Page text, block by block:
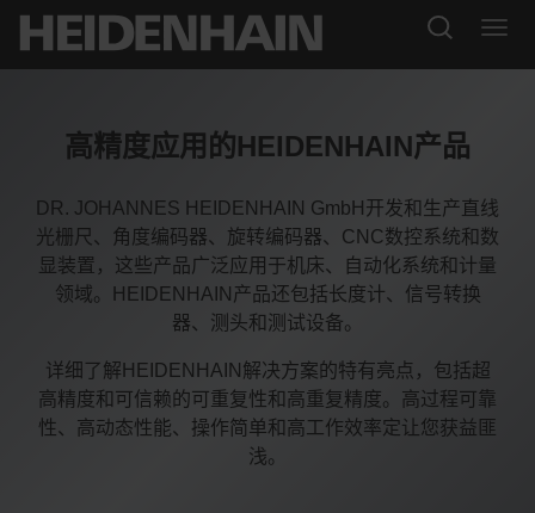
高精度应用的HEIDENHAIN产品
DR. JOHANNES HEIDENHAIN GmbH开发和生产直线
光栅尺、角度编码器、旋转编码器、CNC数控系统和数
显装置，这些产品广泛应用于机床、自动化系统和计量
领域。HEIDENHAIN产品还包括长度计、信号转换
器、测头和测试设备。
详细了解HEIDENHAIN解决方案的特有亮点，包括超
高精度和可信赖的可重复性和高重复精度。高过程可靠
性、高动态性能、操作简单和高工作效率定让您获益匪
浅。